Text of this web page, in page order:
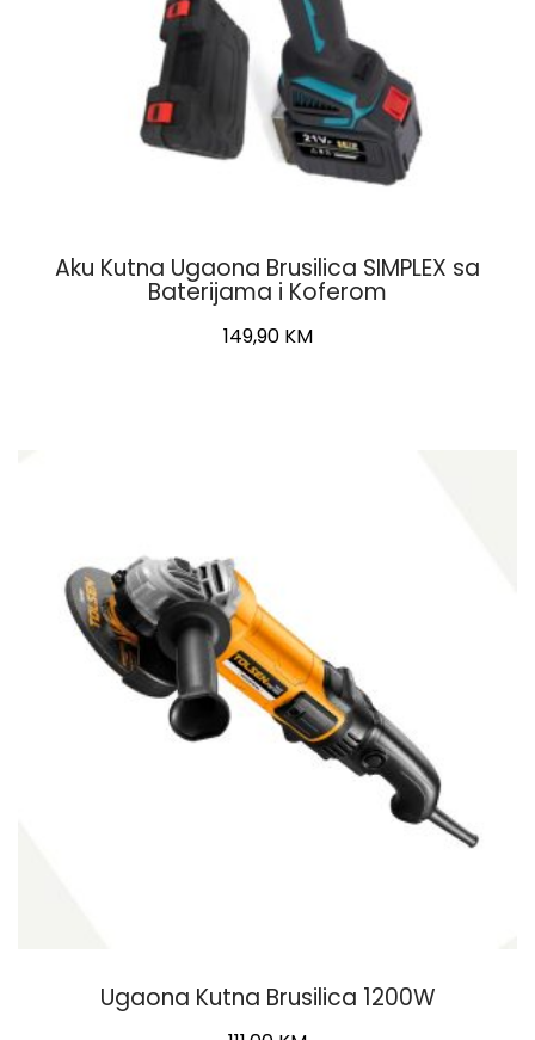
Aku Kutna Ugaona Brusilica SIMPLEX sa
Baterijama i Koferom
149,90 KM
Ugaona Kutna Brusilica 1200W